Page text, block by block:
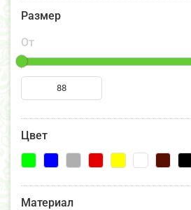
Размер
От
Цвет
Материал